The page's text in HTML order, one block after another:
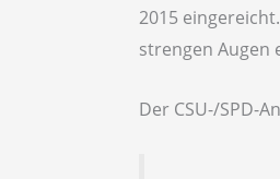
2015
strengen Augen
Der CSU-/SPD-